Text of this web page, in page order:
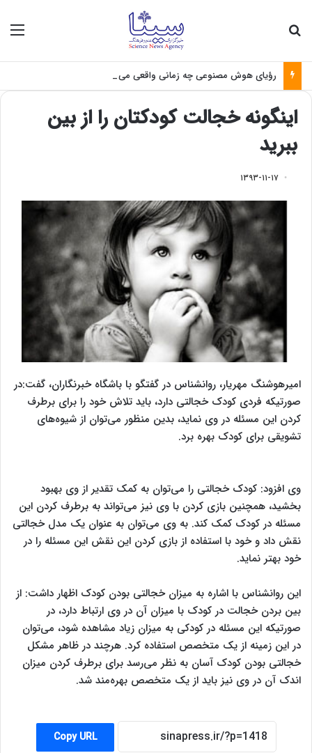
رؤیای هوش مصنوعی چه زمانی واقعی می‌شود؟
اینگونه خجالت کودکتان را از بین
ببرید
۱۳۹۳-۱۱-۱۷
امیرهوشنگ مهریار، روانشناس در گفتگو با باشگاه خبرنگاران، گفت:‌در
صورتیکه فردی کودک خجالتی دارد، باید تلاش خود را برای برطرف
کردن این مسئله در وی نماید، بدین منظور می‌توان از شیوه‌های
تشویقی برای کودک بهره برد.
وی افزود: کودک خجالتی را می‌توان به کمک تقدیر از وی بهبود
بخشید، همچنین بازی کردن با وی نیز می‌تواند به برطرف کردن این
مسئله در کودک کمک کند. به وی می‌توان به عنوان یک مدل خجالتی
نقش داد و خود با استفاده از بازی کردن این نقش این مسئله را در
خود بهتر نماید.
این روانشناس با اشاره به میزان خجالتی بودن کودک اظهار داشت: از
بین بردن خجالت در کودک با میزان آن در وی ارتباط دارد، در
صورتیکه این مسئله در کودکی به میزان زیاد مشاهده شود، می‌توان
در این زمینه از یک متخصص استفاده کرد. هرچند در ظاهر مشکل
خجالتی بودن کودک آسان به نظر می‌رسد برای برطرف کردن میزان
اندک آن در وی نیز باید از یک متخصص بهره‌مند شد.
Copy URL